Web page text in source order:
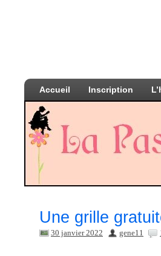
Accueil Inscription
Une grille
30 janvier 2022 gene11